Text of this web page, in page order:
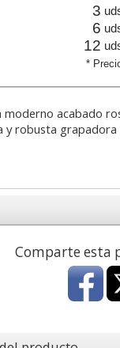
*
3
6
12
acabado
y robusta
Comparte esta